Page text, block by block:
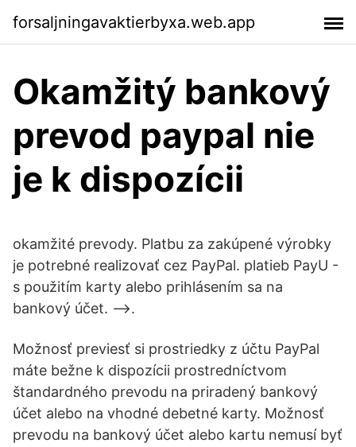
forsaljningavaktierbyxa.web.app
Okamžitý bankový
prevod paypal nie
je k dispozícii
okamžité prevody. Platbu za zakúpené výrobky
je potrebné realizovať cez PayPal. platieb PayU -
s použitím karty alebo prihlásením sa na
bankový účet. -->.
Možnosť previesť si prostriedky z účtu PayPal
máte bežne k dispozícii prostredníctvom
štandardného prevodu na priradený bankový
účet alebo na vhodné debetné karty. Možnosť
prevodu na bankový účet alebo kartu nemusí byť